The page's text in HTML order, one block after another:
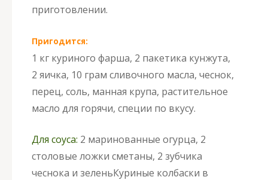
приготовлении.
Пригодится:
1 кг куриного фарша, 2 пакетика кунжута,
2 яичка, 10 грам сливочного масла, чеснок,
перец, соль, манная крупа, растительное
масло для горячи, специи по вкусу.
Для соуса: 2 маринованные огурца, 2
столовые ложки сметаны, 2 зубчика
чеснока и зеленьКуриные колбаски в